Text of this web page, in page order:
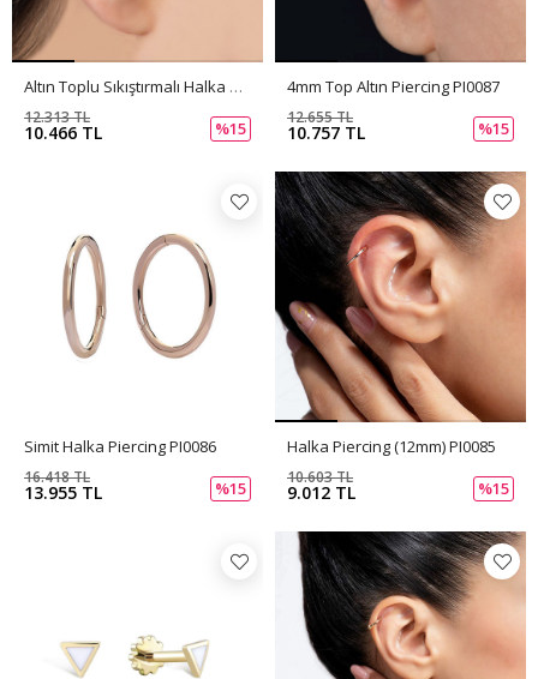
Altın Toplu Sıkıştırmalı Halka Piercing PI0088
10.466 TL
12.313 TL
%15
4mm Top Altın Piercing PI0087
10.757 TL
12.655 TL
%15
Simit Halka Piercing PI0086
13.955 TL
16.418 TL
%15
Halka Piercing (12mm) PI0085
9.012 TL
10.603 TL
%15